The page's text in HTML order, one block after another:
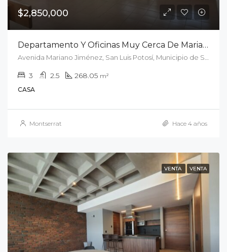
$2,850,000
Departamento Y Oficinas Muy Cerca De Mariano Jiménez
Avenida Mariano Jiménez, San Luis Potosí, Municipio de San Luis Potosí, San Luis Potosí, 78280, México
3 2.5 268.05 m²
CASA
Montserrat Hace 4 años
VENTA VENTA